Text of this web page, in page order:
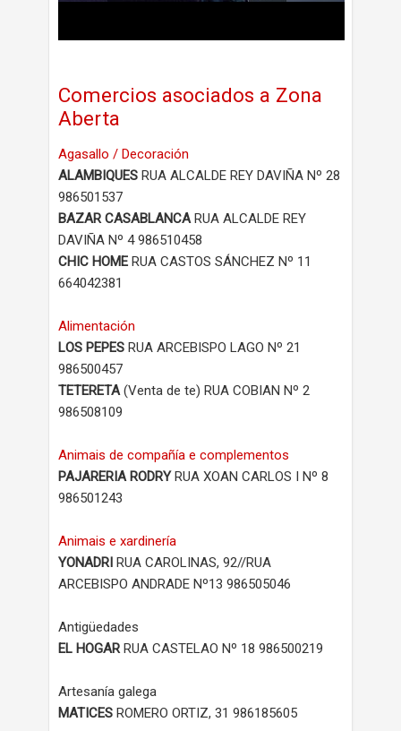
Comercios asociados a Zona
Aberta
Agasallo / Decoración
ALAMBIQUES RUA ALCALDE REY DAVIÑA Nº 28
986501537
BAZAR CASABLANCARUA ALCALDE REY
DAVIÑA Nº 4 986510458
CHIC HOME RUA CASTOS SÁNCHEZ Nº 11
664042381
Alimentación
LOS PEPES RUA ARCEBISPO LAGO Nº 21
986500457
TETERETA(Venta de te) RUA COBIAN Nº 2
986508109
Animais de compañía e complementos
PAJARERIA RODRYRUA XOAN CARLOS I Nº 8
986501243
Animais e xardinería
YONADRI RUA CAROLINAS, 92//RUA
ARCEBISPO ANDRADE Nº13 986505046
Antigüedades
EL HOGARRUA CASTELAO Nº 18 986500219
Artesanía galega
MATICES ROMERO ORTIZ, 31 986185605